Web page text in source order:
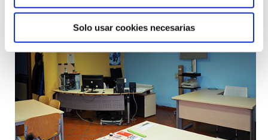
Solo usar cookies necesarias